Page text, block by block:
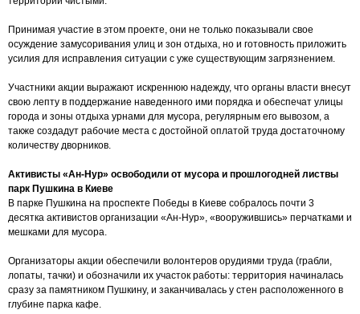
Принимая участие в этом проекте, они не только показывали свое
осуждение замусоривания улиц и зон отдыха, но и готовность приложить
усилия для исправления ситуации с уже существующим загрязнением.
Участники акции выражают искреннюю надежду, что органы власти внесут
свою лепту в поддержание наведенного ими порядка и обеспечат улицы
города и зоны отдыха урнами для мусора, регулярным его вывозом, а
также создадут рабочие места с достойной оплатой труда достаточному
количеству дворников.
Активисты «Ан-Нур» освободили от мусора и прошлогодней листвы
парк Пушкина в Киеве
В парке Пушкина на проспекте Победы в Киеве собралось почти 3
десятка активистов организации «Ан-Нур», «вооружившись» перчатками и
мешками для мусора.
Организаторы акции обеспечили волонтеров орудиями труда (грабли,
лопаты, тачки) и обозначили их участок работы: территория начиналась
сразу за памятником Пушкину, и заканчивалась у стен расположенного в
глубине парка кафе.